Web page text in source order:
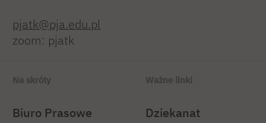
pjatk@pja.edu.pl
zoom: pjatk
Na skróty
Biuro Prasowe
Ważne linki
Dziekanat